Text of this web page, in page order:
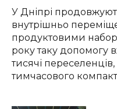
У Дніпрі
внутрішньо
продуктовими
року таку допомогу
тисячі
тимчасового